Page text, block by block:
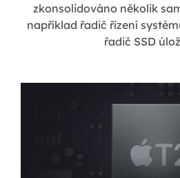
zkonsolidováno několik
například řadič řízení
řadič SSD